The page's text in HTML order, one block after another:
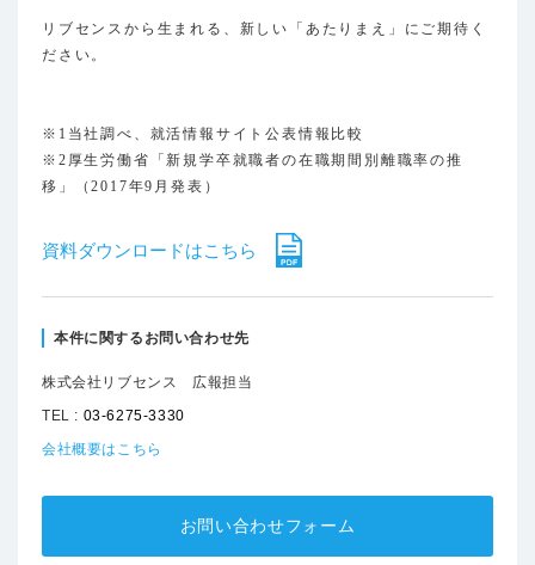
リブセンスから生まれる、新しい「あたりまえ」にご期待く
ださい。
※1当社調べ、就活情報サイト公表情報比較
※2厚生労働省「新規学卒就職者の在職期間別離職率の推
移」（2017年9月発表）
資料ダウンロードはこちら
本件に関するお問い合わせ先
株式会社リブセンス 広報担当
TEL : 03-6275-3330
会社概要はこちら
お問い合わせフォーム